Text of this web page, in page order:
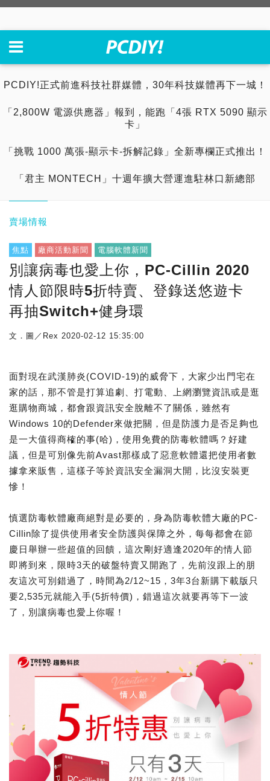
PCDIY!正式前進科技社群媒體，30年科技媒體再下一城！
「2,800W 電源供應器」報到，能跑「4張 RTX 5090 顯示
卡」
「挑戰 1000 萬張-顯示卡-拆解記錄」全新專欄正式推出！
「君主 MONTECH」十週年擴大營運進駐林口新總部
賣場情報
焦點 廠商活動新聞 電腦軟體新聞
別讓病毒也愛上你，PC-Cillin 2020
情人節限時5折特賣、登錄送悠遊卡
再抽Switch+健身環
文．圖／Rex 2020-02-12 15:35:00
面對現在武漢肺炎(COVID-19)的威脅下，大家少出門宅在
家的話，那不管是打算追劇、打電動、上網瀏覽資訊或是逛
逛購物商城，都會跟資訊安全脫離不了關係，雖然有
Windows 10的Defender來做把關，但是防護力是否足夠也
是一大值得商榷的事(哈)，使用免費的防毒軟體嗎？好建
議，但是可別像先前Avast那樣成了惡意軟體還把使用者數
據拿來販售，這樣子等於資訊安全漏洞大開，比沒安裝更
慘！
慎選防毒軟體廠商絕對是必要的，身為防毒軟體大廠的PC-
Cillin除了提供使用者安全防護與保障之外，每每都會在節
慶日舉辦一些超值的回饋，這次剛好適逢2020年的情人節
即將到來，限時3天的破盤特賣又開跑了，先前沒跟上的朋
友這次可別錯過了，時間為2/12~15，3年3台新購下載版只
要2,535元就能入手(5折特價)，錯過這次就要再等下一波
了，別讓病毒也愛上你喔！